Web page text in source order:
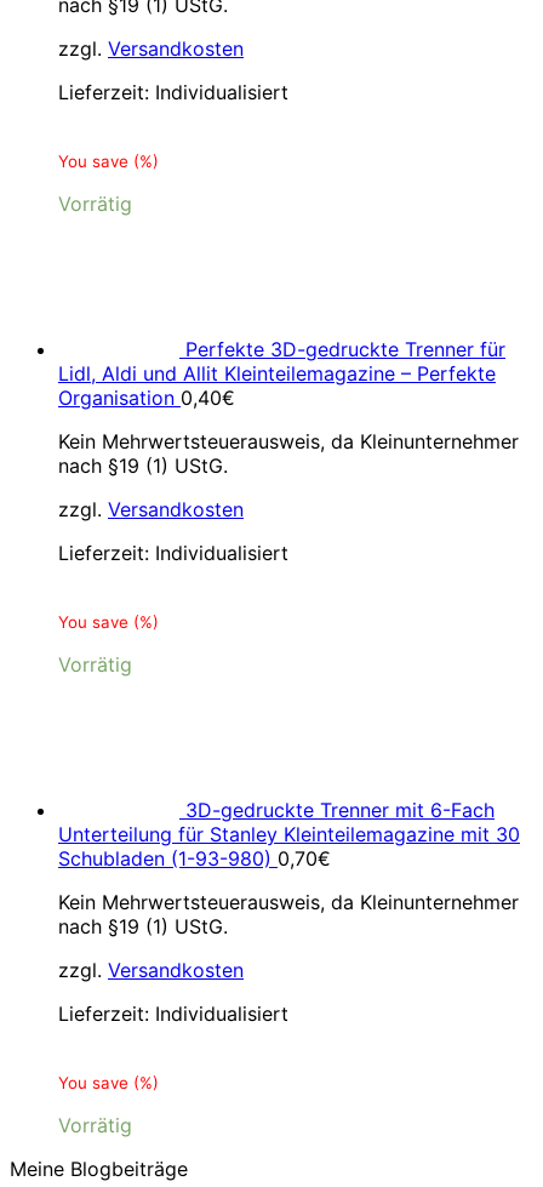
nach §19 (1) UStG.
zzgl. Versandkosten
Lieferzeit: Individualisiert
You save (%)
Vorrätig
Perfekte 3D-gedruckte Trenner für
Lidl, Aldi und Allit Kleinteilemagazine – Perfekte
Organisation 0,40€
Kein Mehrwertsteuerausweis, da Kleinunternehmer
nach §19 (1) UStG.
zzgl. Versandkosten
Lieferzeit: Individualisiert
You save (%)
Vorrätig
3D-gedruckte Trenner mit 6-Fach
Unterteilung für Stanley Kleinteilemagazine mit 30
Schubladen (1-93-980) 0,70€
Kein Mehrwertsteuerausweis, da Kleinunternehmer
nach §19 (1) UStG.
zzgl. Versandkosten
Lieferzeit: Individualisiert
You save (%)
Vorrätig
Meine Blogbeiträge